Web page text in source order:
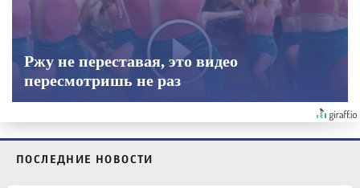
Ржу не переставая, это видео
пересмотришь не раз
ПОСЛЕДНИЕ НОВОСТИ